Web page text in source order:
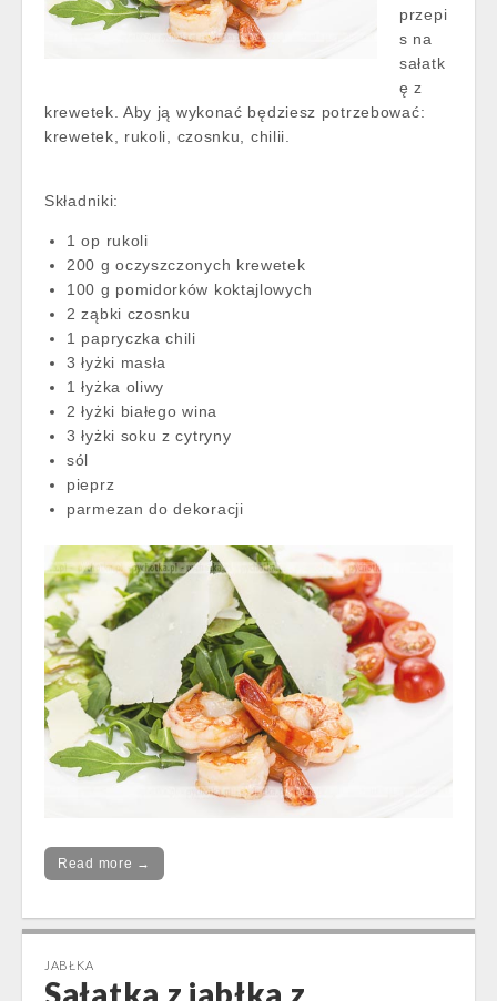
przepi
s na
sałatk
ę z
krewetek. Aby ją wykonać będziesz potrzebować:
krewetek, rukoli, czosnku, chilii.
Składniki:
1 op rukoli
200 g oczyszczonych krewetek
100 g pomidorków koktajlowych
2 ząbki czosnku
1 papryczka chili
3 łyżki masła
1 łyżka oliwy
2 łyżki białego wina
3 łyżki soku z cytryny
sól
pieprz
parmezan do dekoracji
Read more →
JABŁKA
Sałatka z jabłka z